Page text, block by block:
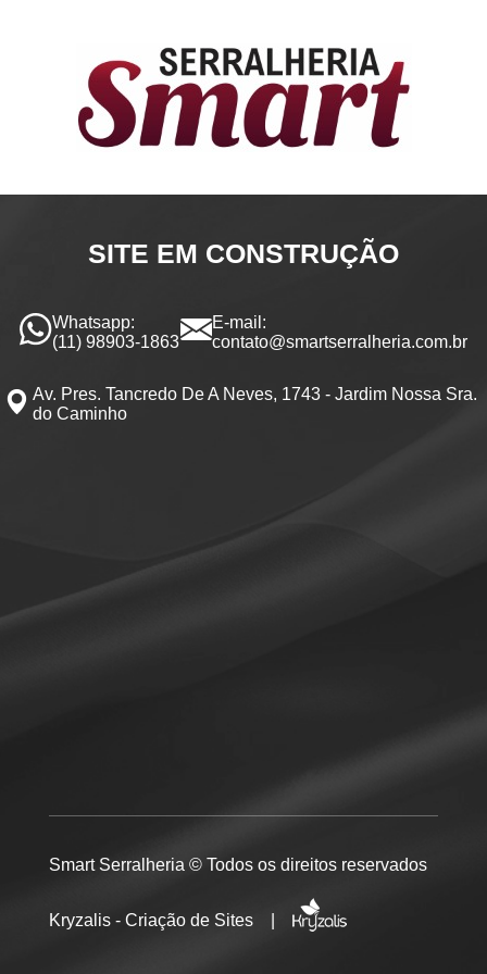
SITE EM CONSTRUÇÃO
Whatsapp:
(11) 98903-1863
E-mail:
contato@smartserralheria.com.br
Av. Pres. Tancredo De A Neves, 1743 - Jardim Nossa Sra.
do Caminho
Smart Serralheria © Todos os direitos reservados
Kryzalis - Criação de Sites |